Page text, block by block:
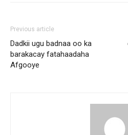
Previous article
Dadkii ugu badnaa oo ka
barakacay fatahaadaha
Afgooye